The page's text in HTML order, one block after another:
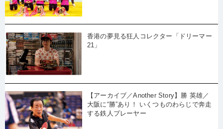
香港の夢見る狂人コレクター「ドリーマー
21」
【アーカイブ／Another Story】勝 英雄／
大阪に“勝”あり！ いくつものわらじで奔走
する鉄人プレーヤー